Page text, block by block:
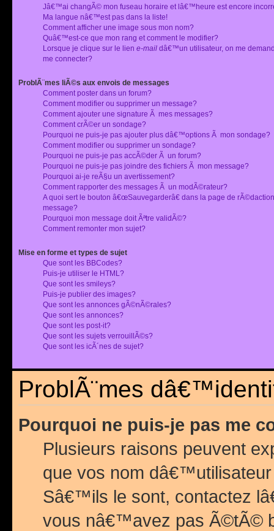
Jâ€™ai changÃ© mon fuseau horaire et lâ€™heure est encore
Ma langue nâ€™est pas dans la liste!
Comment afficher une image sous mon nom?
Quâ€™est-ce que mon rang et comment le modifier?
Lorsque je clique sur le lien e-mail dâ€™un utilisateur, on me
me connecter?
ProblÃ¨mes liÃ©s aux envois de messages
Comment poster dans un forum?
Comment modifier ou supprimer un message?
Comment ajouter une signature Ã mes messages?
Comment crÃ©er un sondage?
Pourquoi ne puis-je pas ajouter plus dâ€™options Ã mon sondage?
Comment modifier ou supprimer un sondage?
Pourquoi ne puis-je pas accÃ©der Ã un forum?
Pourquoi ne puis-je pas joindre des fichiers Ã mon message?
Pourquoi ai-je reÃ§u un avertissement?
Comment rapporter des messages Ã un modÃ©rateur?
A quoi sert le bouton â€œSauvegarderâ€ dans la page de
message?
Pourquoi mon message doit Ãªtre validÃ©?
Comment remonter mon sujet?
Mise en forme et types de sujet
Que sont les BBCodes?
Puis-je utiliser le HTML?
Que sont les smileys?
Puis-je publier des images?
Que sont les annonces gÃ©nÃ©rales?
Que sont les annonces?
Que sont les post-it?
Que sont les sujets verrouillÃ©s?
Que sont les icÃ´nes de sujet?
ProblÃ¨mes
Pourquoi ne puis-je pas me
Plusieurs raisons peuvent
que vos nom
Sâ€™ils le sont, contactez
vous nâ€™avez pas Ã©tÃ©